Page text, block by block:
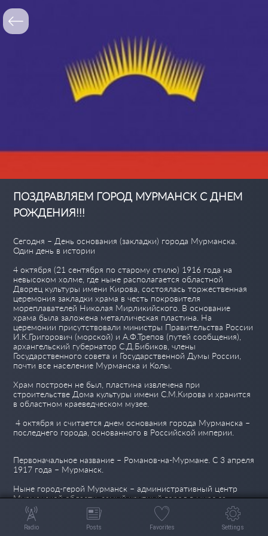
ПОЗДРАВЛЯЕМ ГОРОД МУРМАНСК С ДНЕМ
РОЖДЕНИЯ!!!
Сегодня – День основания (закладки) города Мурманска.
Один день в истории
4 октября (21 сентября по старому стилю) 1916 года на
невысоком холме, где ныне располагается областной
Дворец культуры имени Кирова, состоялась торжественная
церемония закладки храма в честь покровителя
мореплавателей Николая Мирликийского. В основание
храма была заложена металлическая пластина. На
церемонии присутствовали министры Правительства России
И.К.Григорович (морской) и А.Ф.Трепов (путей сообщения),
архангельский губернатор С.Д.Бибиков, члены
Государственного совета и Государственной Думы России,
почти все население Мурманска и Колы.
Храм построен не был, пластина извлечена при
строительстве Дома культуры имени С.М.Кирова и хранится
в областном краеведческом музее.
4 октября и считается днем основания города Мурманска –
последнего города, основанного в Российской империи.
Первоначальное название – Романов-на-Мурмане. С 3 апреля
1917 года – Мурманск.
Ныне город-герой Мурманск – административный центр
Мурманской области, самый крупный город в мире за
Полярным кругом.
Источник: www.b-port.com
Просмотров 48
Сегодня 1
Radio Posts Favorites Settings